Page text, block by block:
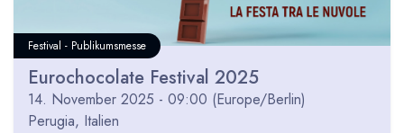
Festival - Publikumsmesse
Eurochocolate Festival 2025
14. November 2025 - 09:00 (Europe/Berlin)
Perugia, Italien